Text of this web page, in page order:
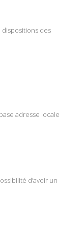
des
adresse locale
d’avoir un